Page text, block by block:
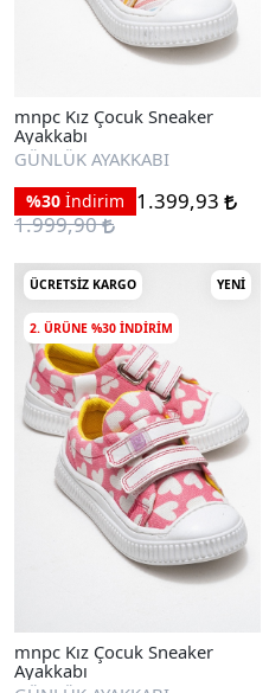
mnpc Kız Çocuk Sneaker
Ayakkabı
GÜNLÜK AYAKKABI
%30 İndirim
1.399,93
1.999,90
ÜCRETSIZ KARGO YENI
2. ÜRÜNE %30 INDIRIM
mnpc Kız Çocuk Sneaker
Ayakkabı